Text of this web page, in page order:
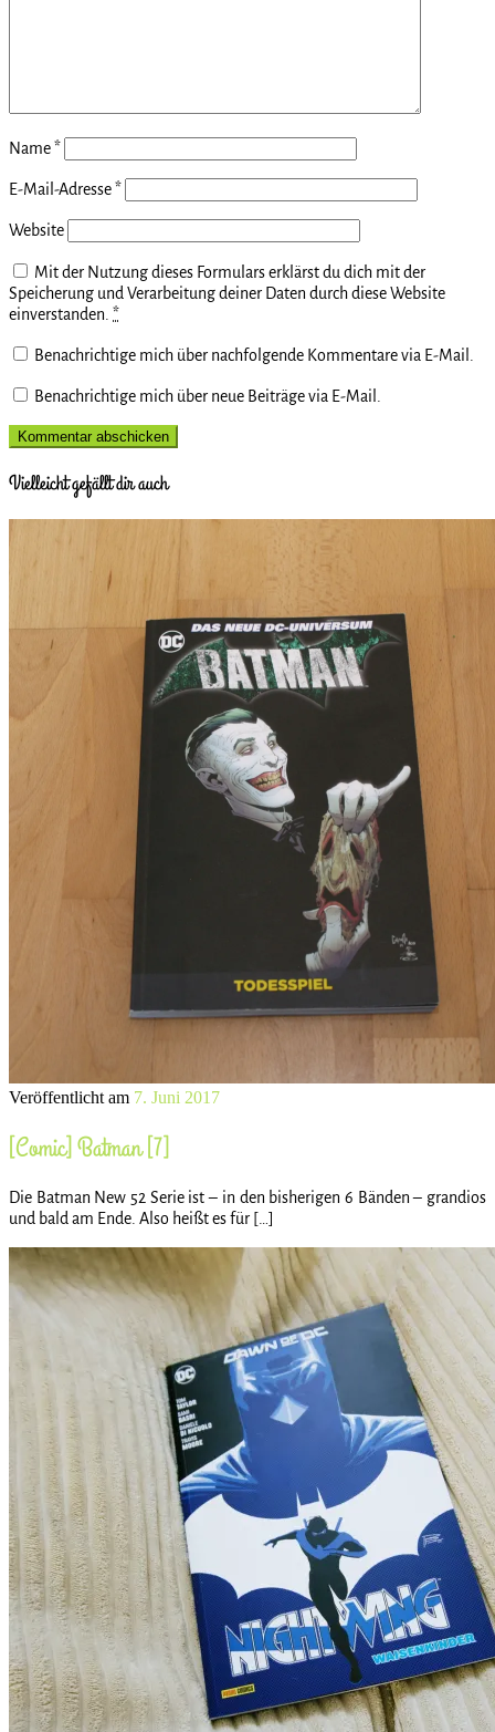
Name*
E-Mail-Adresse*
Website
Mit der Nutzung dieses Formulars erklärst du dich mit der
Speicherung und Verarbeitung deiner Daten durch diese Website
einverstanden. *
Benachrichtige mich über nachfolgende Kommentare via E-Mail.
Benachrichtige mich über neue Beiträge via E-Mail.
Vielleicht gefällt dir auch
Veröffentlicht am 7. Juni 2017
[Comic] Batman [7]
Die Batman New 52 Serie ist – in den bisherigen 6 Bänden – grandios
und bald am Ende. Also heißt es für […]